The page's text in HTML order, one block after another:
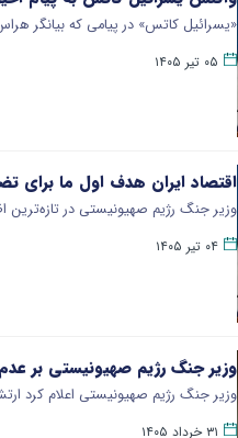
«یسرائیل کاتس» در پیامی که بیانگر
۰۵ تیر ۱۴۰۵
اقتصاد ایران هدف اول ما برای
وزیر جنگ رژیم صهیونیستی در تازه‌ترین
۰۴ تیر ۱۴۰۵
وزیر جنگ رژیم صهیونیستی بر
وزیر جنگ رژیم صهیونیستی اعلام کرد
۳۱ خرداد ۱۴۰۵